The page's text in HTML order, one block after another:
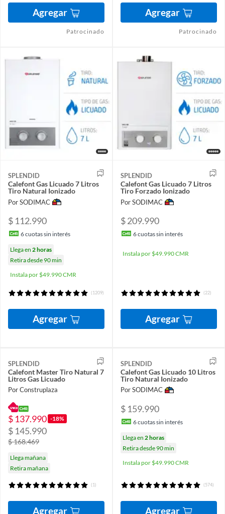
Agregar
Patrocinado
Agregar
Patrocinado
SPLENDID
Calefont Gas Licuado 7 Litros
Tiro Natural Ionizado
Por SODIMAC
$ 112.990
6cuotas sin interés
Llega en 2 horas
Retira desde 90 min
Instala por $49.990 CMR
(1209)
Agregar
SPLENDID
Calefont Gas Licuado 7 Litros
Tiro Forzado Ionizado
Por SODIMAC
$ 209.990
6cuotas sin interés
Instala por $49.990 CMR
(22)
Agregar
SPLENDID
Calefont Master Tiro Natural 7
Litros Gas Licuado
Por Construplaza
$ 137.990 -18%
$ 145.990
$ 168.469
Llega mañana
Retira mañana
(1)
Agregar
SPLENDID
Calefont Gas Licuado 10 Litros
Tiro Natural Ionizado
Por SODIMAC
$ 159.990
6cuotas sin interés
Llega en 2 horas
Retira desde 90 min
Instala por $49.990 CMR
(574)
Agregar